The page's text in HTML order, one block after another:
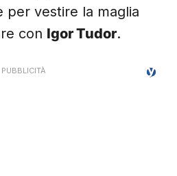
per vestire la maglia
con Igor Tudor.